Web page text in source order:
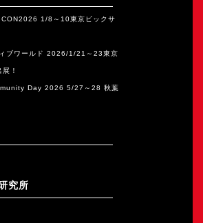
1/8～10東京ビックサ
ブワールド 2026/1/21～23東京
！
Day 2026 5/27～28 秋葉
究所